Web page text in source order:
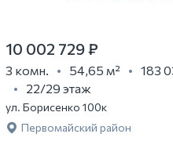
10 002 729 ₽
3 комн. 54,65 м² 183
22/29 этаж
ул. Борисенко 100к
Первомайский район